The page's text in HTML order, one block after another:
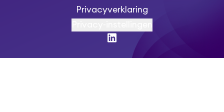
Privacyverklaring